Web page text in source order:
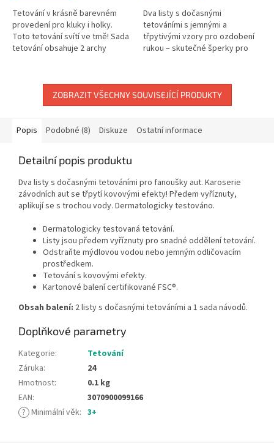
Tetování v krásně barevném
provedení pro kluky i holky.
Toto tetování svítí ve tmě! Sada
tetování obsahuje 2 archy
Tetování...
Dva listy s dočasnými
tetováními s jemnými a
třpytivými vzory pro ozdobení
rukou – skutečné šperky pro
trochu vody....
ZOBRAZIT VŠECHNY SOUVISEJÍCÍ PRODUKTY
Popis Podobné (8) Diskuze Ostatní informace
Detailní popis produktu
Dva listy s dočasnými tetováními pro fanoušky aut. Karoserie
závodních aut se třpytí kovovými efekty! Předem vyříznuty,
aplikují se s trochou vody. Dermatologicky testováno.
Dermatologicky testovaná tetování.
Listy jsou předem vyříznuty pro snadné oddělení tetování.
Odstraňte mýdlovou vodou nebo jemným odličovacím
prostředkem.
Tetování s kovovými efekty.
Kartonové balení certifikované FSC®.
Obsah balení: 2 listy s dočasnými tetováními a 1 sada návodů.
Doplňkové parametry
Kategorie:
Tetování
Záruka:
24
Hmotnost:
0.1 kg
EAN:
3070900099166
? Minimální věk: 3+